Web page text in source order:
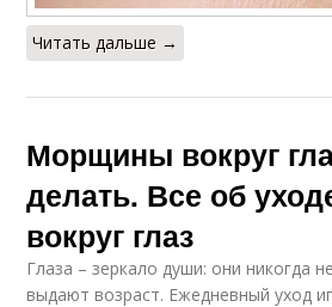
Читать дальше →
Морщины вокруг
делать. Все об
вокруг глаз
Глаза – зеркало души: они никогда
выдают возраст. Ежедневный уход